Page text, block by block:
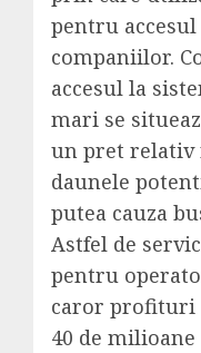
pentru
companiilor.
accesul la
mari se
un pret relativ
daunele
putea cauza
Astfel de
pentru
caror profituri
40 de milioane